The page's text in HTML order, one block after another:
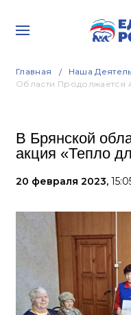
Главная Наша
Области Продолжается
В Брянской
акция «Тепло
20 февраля 2023,